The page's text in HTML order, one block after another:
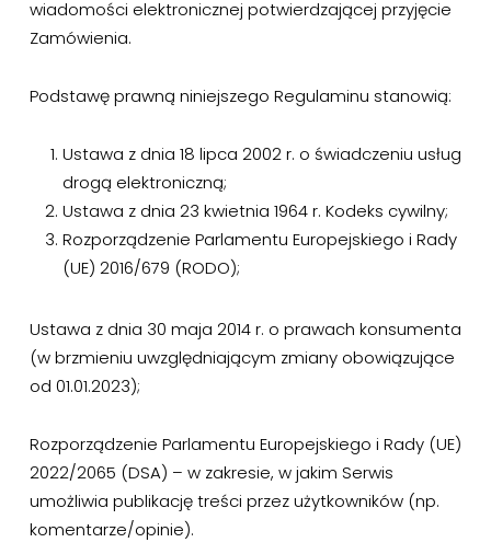
wiadomości elektronicznej potwierdzającej przyjęcie
Zamówienia.
Podstawę prawną niniejszego Regulaminu stanowią:
Ustawa z dnia 18 lipca 2002 r. o świadczeniu usług
drogą elektroniczną;
Ustawa z dnia 23 kwietnia 1964 r. Kodeks cywilny;
Rozporządzenie Parlamentu Europejskiego i Rady
(UE) 2016/679 (RODO);
Ustawa z dnia 30 maja 2014 r. o prawach konsumenta
(w brzmieniu uwzględniającym zmiany obowiązujące
od 01.01.2023);
Rozporządzenie Parlamentu Europejskiego i Rady (UE)
2022/2065 (DSA) – w zakresie, w jakim Serwis
umożliwia publikację treści przez użytkowników (np.
komentarze/opinie).